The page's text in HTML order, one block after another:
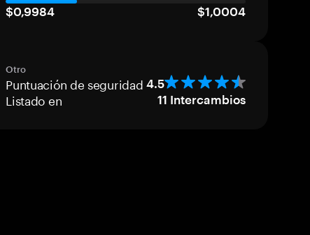
$0,9984 $1,0004
Otro
Puntuación de seguridad 4.5
Listado en 11 Intercambios